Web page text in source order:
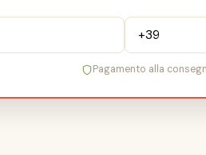
Pagamento alla